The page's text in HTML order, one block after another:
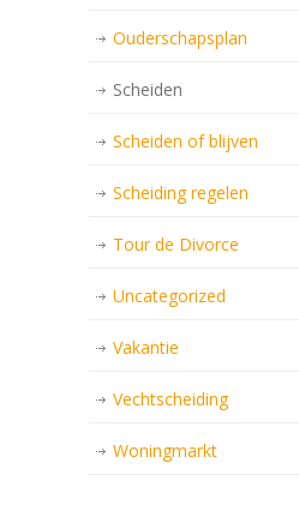
Ouderschapsplan
Scheiden
Scheiden of blijven
Scheiding regelen
Tour de Divorce
Uncategorized
Vakantie
Vechtscheiding
Woningmarkt